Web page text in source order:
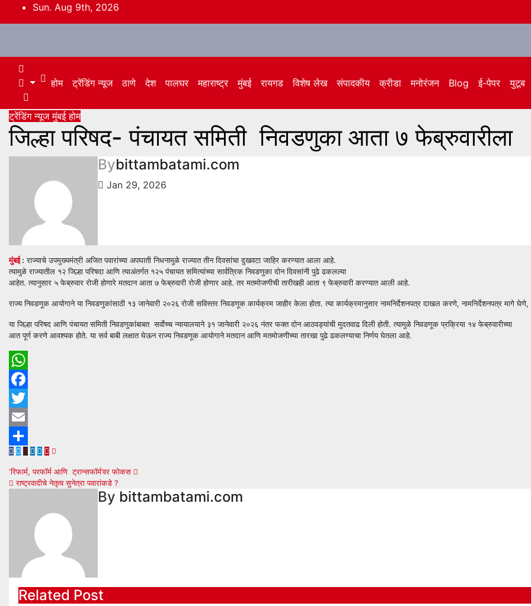
to
Sun. Aug 9th, 2026
होम ट्रेंडिंग न्यूज ठाणे देश पालघर महाराष्ट्र मुंबई रायगड विशेष लेख संपादकीय क्रीडा मनोरंजन Blog ई-पेपर युटूब
ट्रेंडिंग न्यूजमुंबईहोम
जिल्हा परिषद- पंचायत समिती निवडणुका आता ७ फेब्रुवारीला
Bybittambatami.com
Jan 29, 2026
मुंबई: राज्याचे उपमुख्यमंत्री अजित पवारांच्या अपघाती निधनामुळे राज्यात तीन दिवसांचा दुखवटा जाहिर करण्यात आला आहे.
त्यामुळे राज्यातील १२ जिल्हा परिषदा आणि त्याअंतर्गत १२५ पंचायत समित्यांच्या सार्वत्रिक निवडणुका दोन दिवसांनी पुढे ढकलल्या
आहेत. त्यानुसार ५ फेब्रुवार रोजी होणारे मतदान आता ७ फेब्रुवारी रोजी होणार आहे. तर मतमोजणीची तारीखही आता ९ फेब्रुवारी करण्यात आली आहे.
राज्य निवडणूक आयोगाने या निवडणुकांसाठी १३ जानेवारी २०२६ रोजी सविस्तर निवडणूक कार्यक्रम जाहीर केला होता. त्या कार्यक्रमानुसार नामनिर्देशनपत्र दाखल करणे, नामनिर्देशनपत्र
या जिल्हा परिषद आणि पंचायत समिती निवडणुकांबाबत सर्वोच्च न्यायालयाने ३१ जानेवारी २०२६ नंतर फक्त दोन आठवड्यांची मुदतवाढ दिली होती. त्यामुळे निवडणूक प्रक्रिया १४ फेब्रुवारीच्या
आत पूर्ण करणे आवश्यक होते. या सर्व बाबी लक्षात घेऊन राज्य निवडणूक आयोगाने मतदान आणि मतमोजणीच्या तारखा पुढे ढकलण्याचा निर्णय घेतला आहे.
WhatsApp
Facebook
Twitter
Email
Share
Post
navigation
‘रिफार्म, परफॉर्म आणि ट्रान्सफॉर्म’वर फोकस
राष्ट्रवादीचे नेतृत्व सुनेत्रा पवारांकडे ?
By bittambatami.com
Related Post